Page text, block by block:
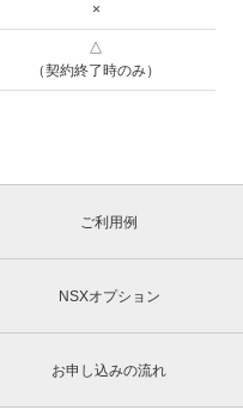
×
△
（契約終了時のみ）
ご利用例
NSXオプション
お申し込みの流れ